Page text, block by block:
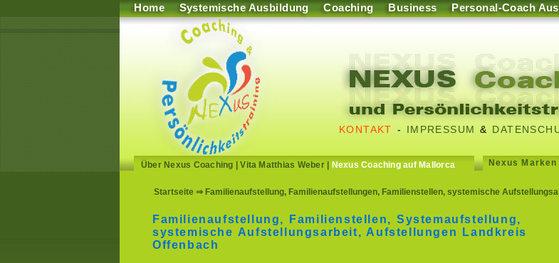
Home Systemische Ausbildung Coaching Business Personal-Coach
KONTAKT - IMPRESSUM &
Über Nexus Coaching |Vita Matthias Weber| Nexus Coaching auf Mallorca Nexus Marken
Startseite ⇒ Familienaufstellung, Familienaufstellungen, Familienstellen, systemische
Familienaufstellung, Familienstellen, Systemaufstellung,
systemische Aufstellungsarbeit, Aufstellungen Landkreis
Offenbach